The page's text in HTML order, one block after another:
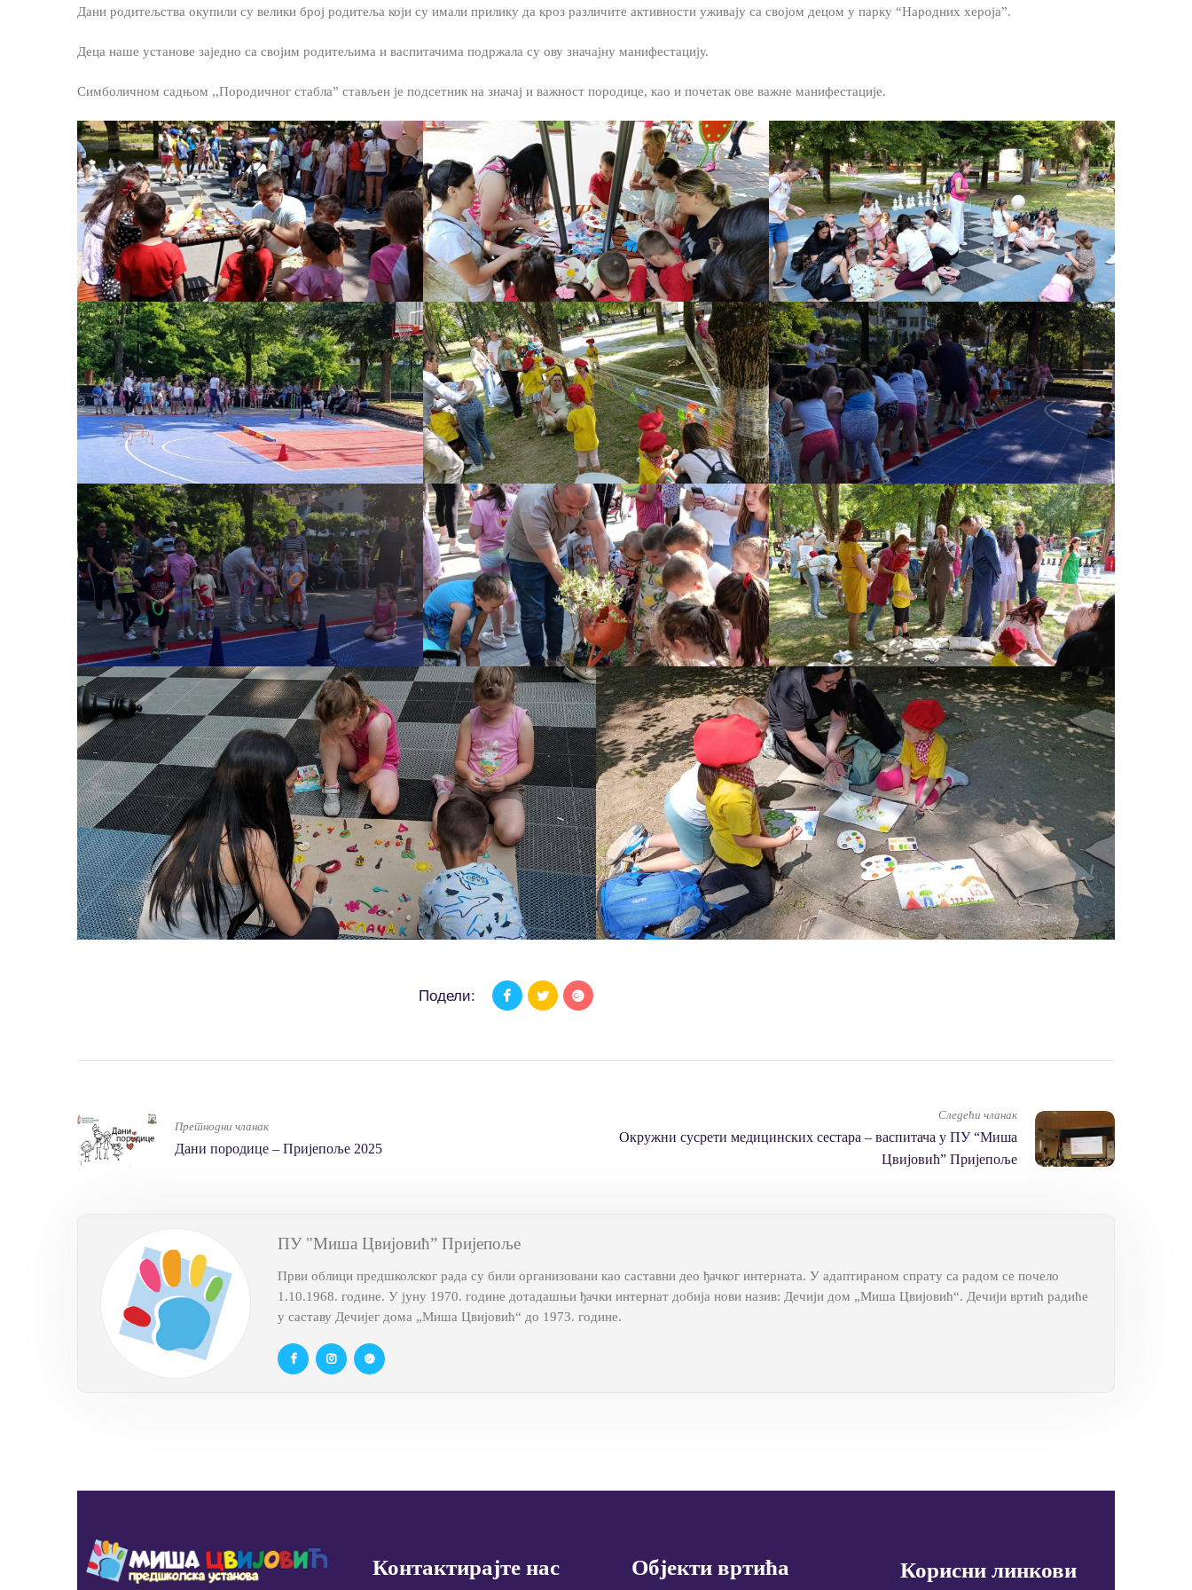
Дани родитељства окупили су велики број родитеља који су имали прилику да кроз различите активности уживају са својом децом у парку “Народних хероја”.
Деца наше установе заједно са својим родитељима и васпитачима подржала су ову значајну манифестацију.
Симболичном садњом ,,Породичног стабла” стављен је подсетник на значај и важност породице, као и почетак ове важне манифестације.
Подели:
Претнодни чланак
Дани породице – Пријепоље 2025
Следећи чланак
Окружни сусрети медицинских сестара – васпитача у ПУ “Миша
Цвијовић” Пријепоље
ПУ "Миша Цвијовић” Пријепоље
Први облици предшколског рада су били организовани као саставни део ђачког интерната. У адаптираном спрату са радом се почело
1.10.1968. године. У јуну 1970. године дотадашњи ђачки интернат добија нови назив: Дечији дом „Миша Цвијовић“. Дечији вртић радиће
у саставу Дечијег дома „Миша Цвијовић“ до 1973. године.
Контактирајте нас Објекти вртића Корисни линкови